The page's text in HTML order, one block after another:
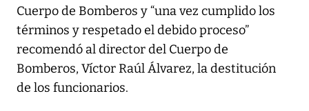
Cuerpo de Bomberos y “una vez cumplido los
términos y respetado el debido proceso”
recomendó al director del Cuerpo de
Bomberos, Víctor Raúl Álvarez, la destitución
de los funcionarios.